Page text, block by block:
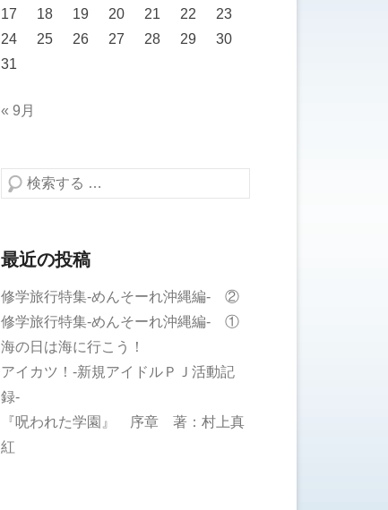
17
18 19 20 21 22
23
24
25 26 27 28 29
30
31
« 9月
検索する
最近の投稿
修学旅行特集-めんそーれ沖縄編- ②
修学旅行特集-めんそーれ沖縄編- ①
海の日は海に行こう！
アイカツ！-新規アイドルＰＪ活動記
録-
『呪われた学園』 序章 著：村上真
紅